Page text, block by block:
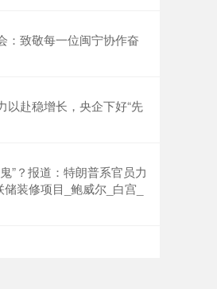
：致敬每一位闽宁协作奋
以赴稳增长，央企下好“先
”？报道：特朗普系官员力
装修项目_鲍威尔_白宫_